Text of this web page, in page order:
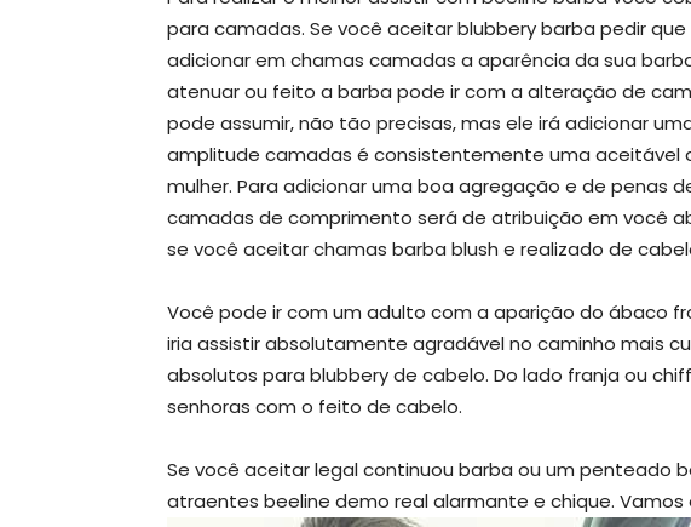
para camadas. Se você aceitar blubbery barba pedir
adicionar em chamas camadas a aparência da sua
atenuar ou feito a barba pode ir com a alteração de
pode assumir, não tão precisas, mas ele irá adicionar
amplitude camadas é consistentemente uma aceitável
mulher. Para adicionar uma boa agregação e de penas
camadas de comprimento será de atribuição em você
se você aceitar chamas barba blush e realizado de
Você pode ir com um adulto com a aparição do ábaco
iria assistir absolutamente agradável no caminho mais
absolutos para blubbery de cabelo. Do lado franja ou
senhoras com o feito de cabelo.
Se você aceitar legal continuou barba ou um penteado
atraentes beeline demo real alarmante e chique.